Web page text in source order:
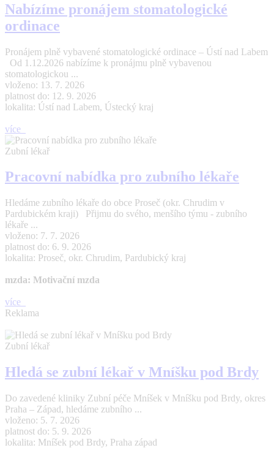
Nabízíme pronájem stomatologické
ordinace
Pronájem plně vybavené stomatologické ordinace – Ústí nad Labem
Od 1.12.2026 nabízíme k pronájmu plně vybavenou
stomatologickou ...
vloženo: 13. 7. 2026
platnost do: 12. 9. 2026
lokalita: Ústí nad Labem, Ústecký kraj
více
Zubní lékař
Pracovní nabídka pro zubního lékaře
Hledáme zubního lékaře do obce Proseč (okr. Chrudim v
Pardubickém kraji) Přijmu do svého, menšího týmu - zubního
lékaře ...
vloženo: 7. 7. 2026
platnost do: 6. 9. 2026
lokalita: Proseč, okr. Chrudim, Pardubický kraj
mzda: Motivační mzda
více
Reklama
Zubní lékař
Hledá se zubní lékař v Mníšku pod Brdy
Do zavedené kliniky Zubní péče Mníšek v Mníšku pod Brdy, okres
Praha – Západ, hledáme zubního ...
vloženo: 5. 7. 2026
platnost do: 5. 9. 2026
lokalita: Mníšek pod Brdy, Praha západ